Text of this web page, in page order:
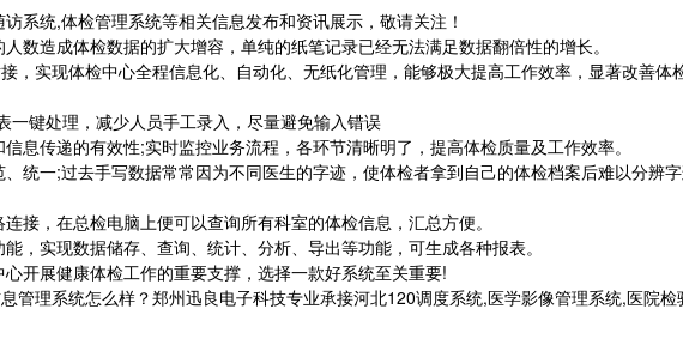
访系统,体检管理系统等相关信息发布和资讯展示，敬请关注！
造成体检数据的扩大增容，单纯的纸笔记录已经无法满足数据翻倍性的增长。
，实现体检中心全程信息化、自动化、无纸化管理，能够极大提高工作效率，显著改善体
键处理，减少人员手工录入，尽量避免输入错误
传递的有效性;实时监控业务流程，各环节清晰明了，提高体检质量及工作效率。
统一;过去手写数据常常因为不同医生的字迹，使体检者拿到自己的体检档案后难以分辨
接，在总检电脑上便可以查询所有科室的体检信息，汇总方便。
，实现数据储存、查询、统计、分析、导出等功能，可生成各种报表。
开展健康体检工作的重要支撑，选择一款好系统至关重要!
管理系统怎么样？郑州迅良电子科技专业承接河北120调度系统,医学影像管理系统,医院